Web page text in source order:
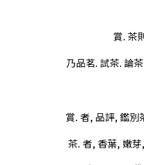
賞. 茶
乃品茗. 試茶. 論
賞. 者, 品評, 鑑別
茶. 者, 香葉, 嫩